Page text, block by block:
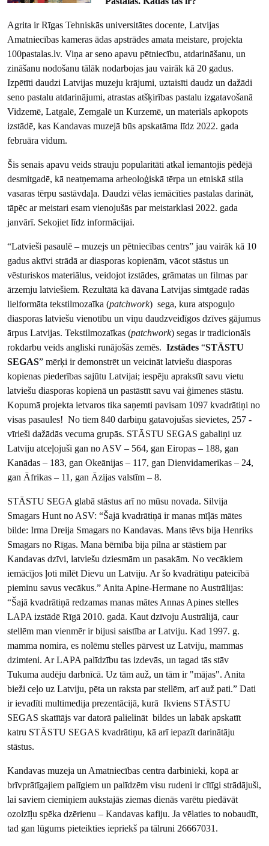
Agrita ir Rīgas Tehniskās universitātes docente, Latvijas
Amatniecības kameras ādas apstrādes amata meistare, projekta
100pastalas.lv. Viņa ar seno apavu pētniecību, atdarināšanu, un
zināšanu nodošanu tālāk nodarbojas jau vairāk kā 20 gadus.
Izpētīti daudzi Latvijas muzeju krājumi, uztaisīti daudz un dažādi
seno pastalu atdarinājumi, atrastas atšķirības pastalu izgatavošanā
Vidzemē, Latgalē, Zemgalē un Kurzemē, un materiāls apkopots
izstādē, kas Kandavas muzejā būs apskatāma līdz 2022. gada
februāra vidum.
Šis senais apavu veids strauju popularitāti atkal iemantojis pēdējā
desmitgadē, kā neatņemama arheoloģiskā tērpa un etniskā stila
vasaras tērpu sastāvdaļa. Daudzi vēlas iemācīties pastalas darināt,
tāpēc ar meistari esam vienojušās par meistarklasi 2022. gada
janvārī. Sekojiet līdz informācijai.
“Latvieši pasaulē – muzejs un pētniecības centrs” jau vairāk kā 10
gadus aktīvi strādā ar diasporas kopienām, vācot stāstus un
vēsturiskos materiālus, veidojot izstādes, grāmatas un filmas par
ārzemju latviešiem. Rezultātā kā dāvana Latvijas simtgadē radās
lielformāta tekstilmozaīka (patchwork) sega, kura atspoguļo
diasporas latviešu vienotību un viņu daudzveidīgos dzīves gājumus
ārpus Latvijas. Tekstilmozaīkas (patchwork) segas ir tradicionāls
rokdarbu veids angliski runājošās zemēs.Izstādes “STĀSTU
SEGAS” mērķi ir demonstrēt un veicināt latviešu diasporas
kopienas piederības sajūtu Latvijai; iespēju aprakstīt savu vietu
latviešu diasporas kopienā un pastāstīt savu vai ģimenes stāstu.
Kopumā projekta ietvaros tika saņemti pavisam 1097 kvadrātiņi no
visas pasaules! No tiem 840 darbiņu gatavojušas sievietes, 257 -
vīrieši dažādās vecuma grupās. STĀSTU SEGAS gabaliņi uz
Latviju atceļojuši gan no ASV – 564, gan Eiropas – 188, gan
Kanādas – 183, gan Okeānijas – 117, gan Dienvidamerikas – 24,
gan Āfrikas – 11, gan Āzijas valstīm – 8.
STĀSTU SEGA glabā stāstus arī no mūsu novada. Silvija
Smagars Hunt no ASV: “Šajā kvadrātiņā ir manas mīļās mātes
bilde: Irma Dreija Smagars no Kandavas. Mans tēvs bija Henriks
Smagars no Rīgas. Mana bērnība bija pilna ar stāstiem par
Kandavas dzīvi, latviešu dziesmām un pasakām. No vecākiem
iemācījos ļoti mīlēt Dievu un Latviju. Ar šo kvadrātiņu pateicībā
pieminu savus vecākus.” Anita Apine-Hermane no Austrālijas:
“Šajā kvadrātiņā redzamas manas mātes Annas Apines stelles
LAPA izstādē Rīgā 2010. gadā. Kaut dzīvoju Austrālijā, caur
stellēm man vienmēr ir bijusi saistība ar Latviju. Kad 1997. g.
mamma nomira, es nolēmu stelles pārvest uz Latviju, mammas
dzimteni. Ar LAPA palīdzību tas izdevās, un tagad tās stāv
Tukuma audēju darbnīcā. Uz tām auž, un tām ir "mājas". Anita
bieži ceļo uz Latviju, pēta un raksta par stellēm, arī auž pati.” Dati
ir ievadīti multimedija prezentācijā, kurā Ikviens STĀSTU
SEGAS skatītājs var datorā palielināt bildes un labāk apskatīt
katru STĀSTU SEGAS kvadrātiņu, kā arī iepazīt darinātāju
stāstus.
Kandavas muzeja un Amatniecības centra darbinieki, kopā ar
brīvprātīgajiem palīgiem un palīdzēm visu rudeni ir cītīgi strādājuši,
lai saviem ciemiņiem aukstajās ziemas dienās varētu piedāvāt
ozolzīļu spēka dzērienu – Kandavas kafiju. Ja vēlaties to nobaudīt,
tad gan lūgums pieteikties iepriekš pa tālruni 26667031.